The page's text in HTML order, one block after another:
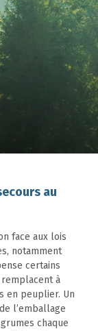
au
face aux lois
notamment
certains
à
en peuplier. Un
l’emballage
chaque